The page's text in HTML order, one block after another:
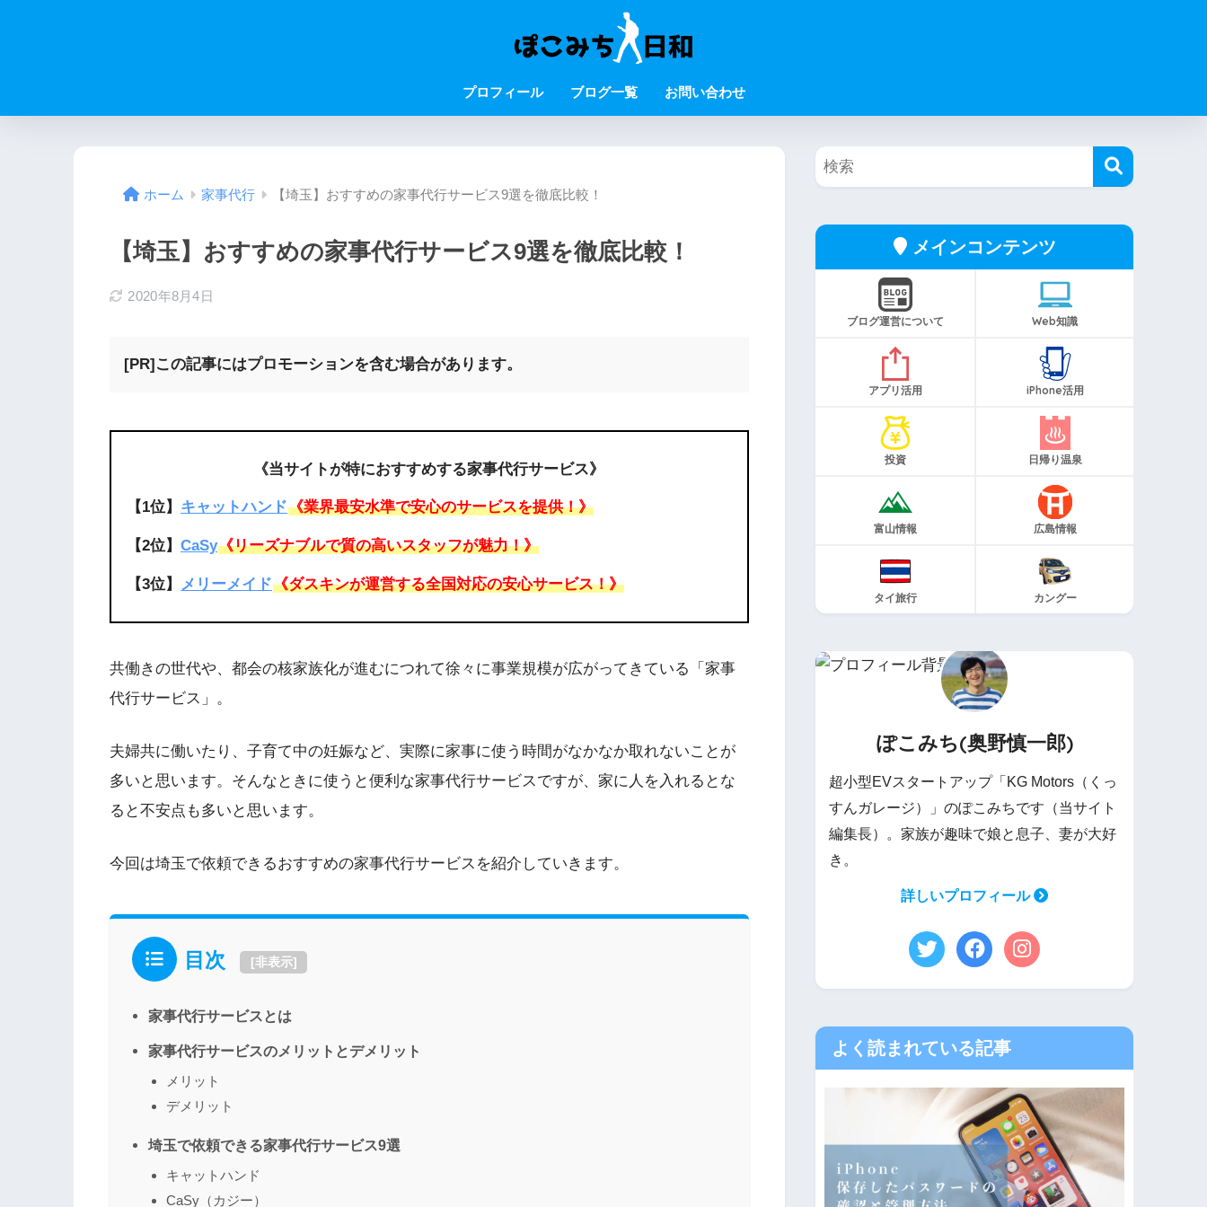
プロフィール ブログ一覧 お問い合わせ
ホーム 家事代行 【埼玉】おすすめの家事代行サービス9選を徹底比較！
【埼玉】おすすめの家事代行サービス9選を徹底比較！
2020年8月4日
[PR]この記事にはプロモーションを含む場合があります。
《当サイトが特におすすめする家事代行サービス》
【1位】 キャットハンド《業界最安水準で安心のサービスを提供！》
【2位】CaSy《リーズナブルで質の高いスタッフが魅力！》
【3位】 メリーメイド《ダスキンが運営する全国対応の安心サービス！》
共働きの世代や、都会の核家族化が進むにつれて徐々に事業規模が広がってきている「家事
代行サービス」。
夫婦共に働いたり、子育て中の妊娠など、実際に家事に使う時間がなかなか取れないことが
多いと思います。そんなときに使うと便利な家事代行サービスですが、家に人を入れるとな
ると不安点も多いと思います。
今回は埼玉で依頼できるおすすめの家事代行サービスを紹介していきます。
目次 [非表示]
家事代行サービスとは
家事代行サービスのメリットとデメリット
メリット
デメリット
埼玉で依頼できる家事代行サービス9選
キャットハンド
CaSy（カジー）
メインコンテンツ
ブログ運営について Web知識
アプリ活用 iPhone活用
投資 日帰り温泉
富山情報 広島情報
タイ旅行 カングー
ぽこみち(奥野慎一郎)
超小型EVスタートアップ「KG Motors（くっ
すんガレージ）」のぽこみちです（当サイト
編集長）。家族が趣味で娘と息子、妻が大好
き。
詳しいプロフィール
よく読まれている記事